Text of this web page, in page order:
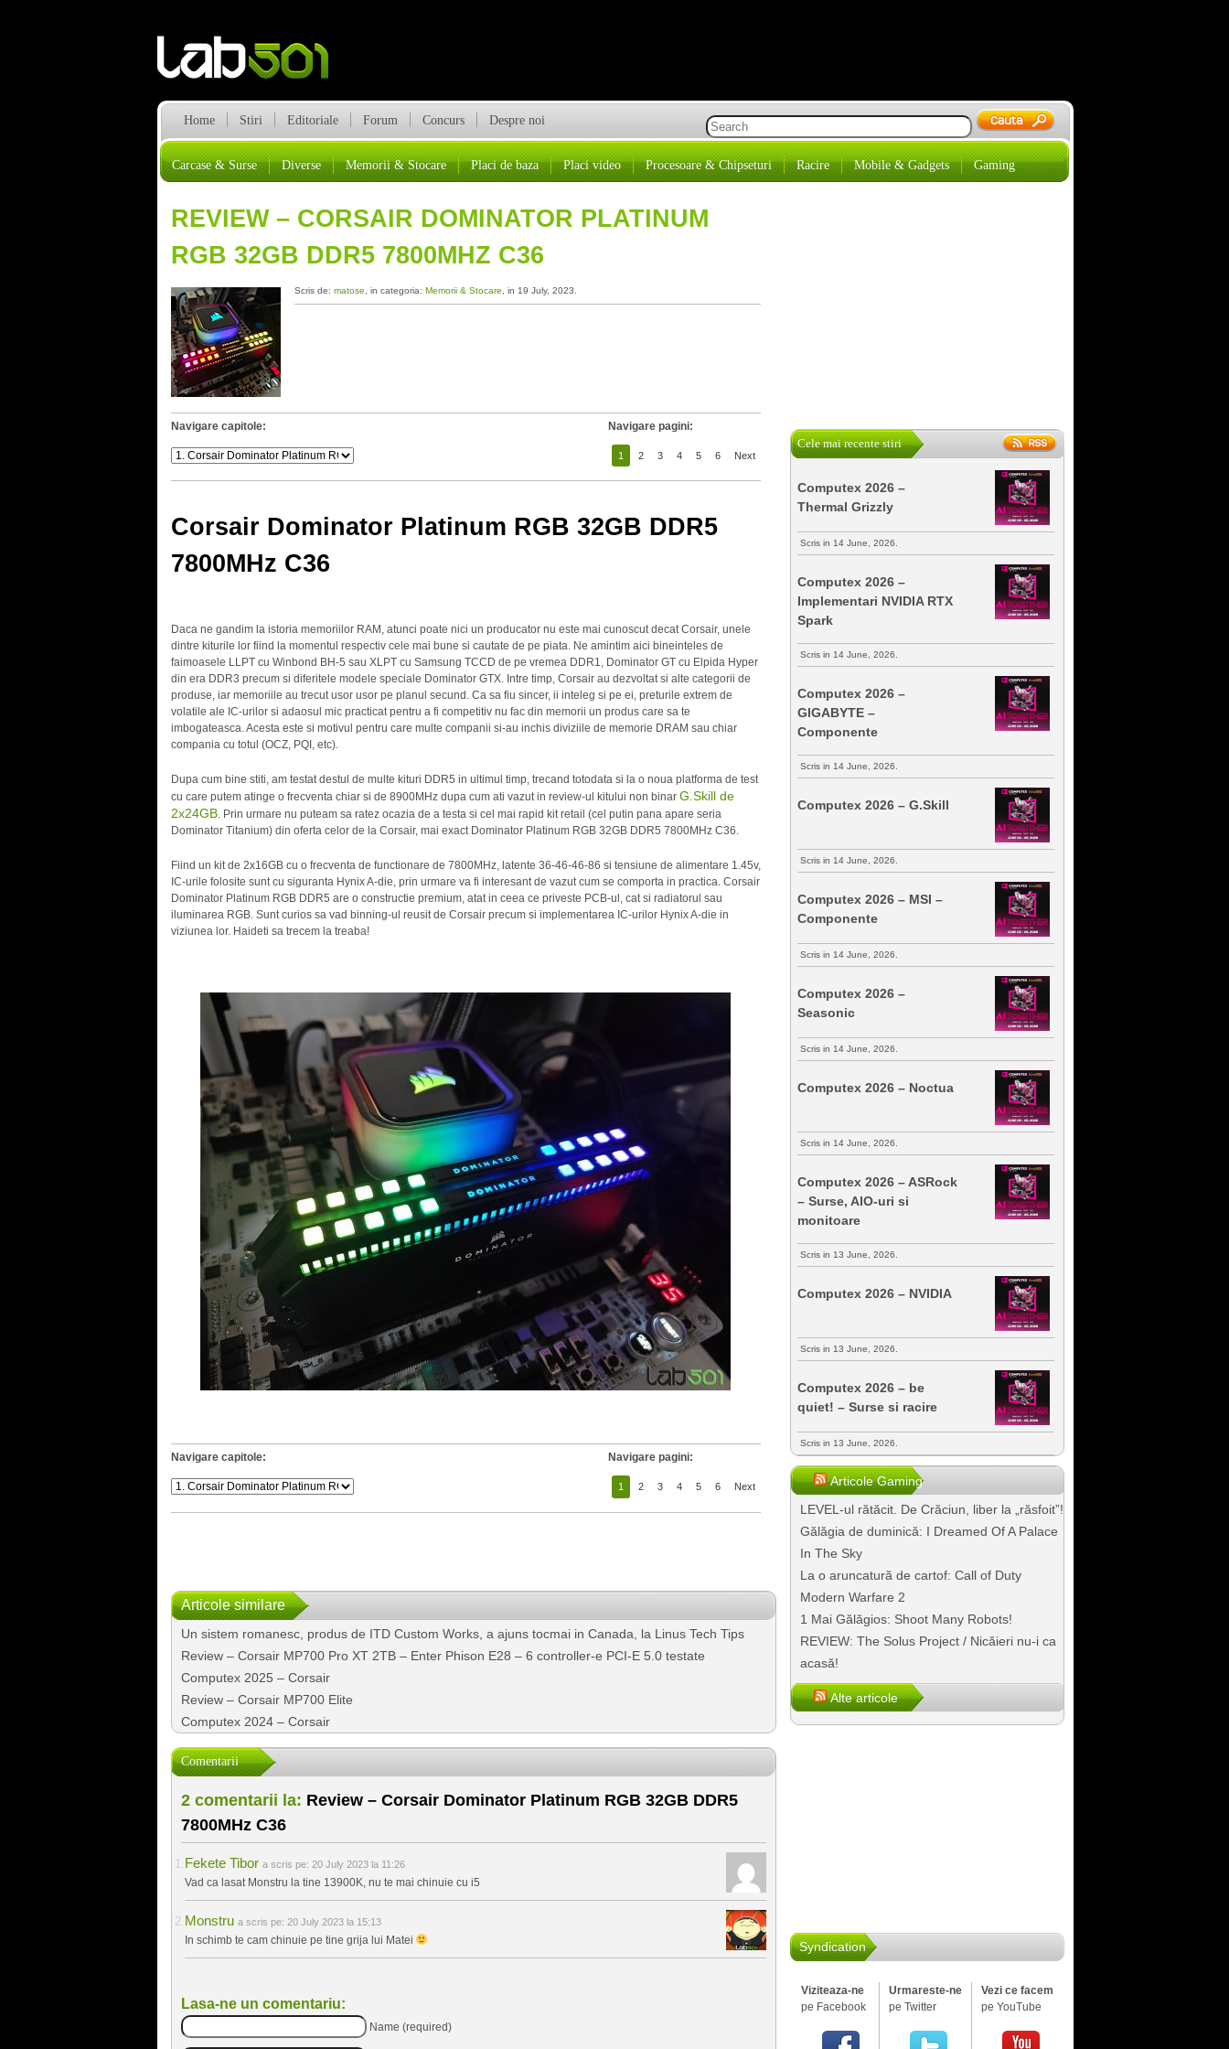
Home Stiri Editoriale Forum Concurs Despre noi
Carcase & Surse Diverse Memorii & Stocare Placi de baza Placi video Procesoare & Chipseturi Racire Mobile & Gadgets Gaming
REVIEW – CORSAIR DOMINATOR PLATINUM
RGB 32GB DDR5 7800MHZ C36
Scris de: matose , in categoria: Memorii & Stocare , in 19 July, 2023.
Navigare capitole: Navigare pagini:
1 2 3 4 5 6 Next
Corsair Dominator Platinum RGB 32GB DDR5
7800MHz C36
Daca ne gandim la istoria memoriilor RAM, atunci poate nici un producator nu este mai cunoscut decat Corsair, unele
dintre kiturile lor fiind la momentul respectiv cele mai bune si cautate de pe piata. Ne amintim aici bineinteles de
faimoasele LLPT cu Winbond BH-5 sau XLPT cu Samsung TCCD de pe vremea DDR1, Dominator GT cu Elpida Hyper
din era DDR3 precum si diferitele modele speciale Dominator GTX. Intre timp, Corsair au dezvoltat si alte categorii de
produse, iar memoriile au trecut usor usor pe planul secund. Ca sa fiu sincer, ii inteleg si pe ei, preturile extrem de
volatile ale IC-urilor si adaosul mic practicat pentru a fi competitiv nu fac din memorii un produs care sa te
imbogateasca. Acesta este si motivul pentru care multe companii si-au inchis diviziile de memorie DRAM sau chiar
compania cu totul (OCZ, PQI, etc).
Dupa cum bine stiti, am testat destul de multe kituri DDR5 in ultimul timp, trecand totodata si la o noua platforma de test
cu care putem atinge o frecventa chiar si de 8900MHz dupa cum ati vazut in review-ul kitului non binar G.Skill de
2x24GB. Prin urmare nu puteam sa ratez ocazia de a testa si cel mai rapid kit retail (cel putin pana apare seria
Dominator Titanium) din oferta celor de la Corsair, mai exact Dominator Platinum RGB 32GB DDR5 7800MHz C36.
Fiind un kit de 2x16GB cu o frecventa de functionare de 7800MHz, latente 36-46-46-86 si tensiune de alimentare 1.45v,
IC-urile folosite sunt cu siguranta Hynix A-die, prin urmare va fi interesant de vazut cum se comporta in practica. Corsair
Dominator Platinum RGB DDR5 are o constructie premium, atat in ceea ce priveste PCB-ul, cat si radiatorul sau
iluminarea RGB. Sunt curios sa vad binning-ul reusit de Corsair precum si implementarea IC-urilor Hynix A-die in
viziunea lor. Haideti sa trecem la treaba!
Navigare capitole: Navigare pagini:
1 2 3 4 5 6 Next
Articole similare
Un sistem romanesc, produs de ITD Custom Works, a ajuns tocmai in Canada, la Linus Tech Tips
Review – Corsair MP700 Pro XT 2TB – Enter Phison E28 – 6 controller-e PCI-E 5.0 testate
Computex 2025 – Corsair
Review – Corsair MP700 Elite
Computex 2024 – Corsair
Comentarii
2 comentarii la: Review – Corsair Dominator Platinum RGB 32GB DDR5
7800MHz C36
Fekete Tibor a scris pe: 20 July 2023 la 11:26
Vad ca lasat Monstru la tine 13900K, nu te mai chinuie cu i5
Monstru a scris pe: 20 July 2023 la 15:13
In schimb te cam chinuie pe tine grija lui Matei
Lasa-ne un comentariu:
Name (required)
Cele mai recente stiri
Computex 2026 –
Thermal Grizzly
Scris in 14 June, 2026.
Computex 2026 –
Implementari NVIDIA RTX
Spark
Scris in 14 June, 2026.
Computex 2026 –
GIGABYTE –
Componente
Scris in 14 June, 2026.
Computex 2026 – G.Skill
Scris in 14 June, 2026.
Computex 2026 – MSI –
Componente
Scris in 14 June, 2026.
Computex 2026 –
Seasonic
Scris in 14 June, 2026.
Computex 2026 – Noctua
Scris in 14 June, 2026.
Computex 2026 – ASRock
– Surse, AIO-uri si
monitoare
Scris in 13 June, 2026.
Computex 2026 – NVIDIA
Scris in 13 June, 2026.
Computex 2026 – be
quiet! – Surse si racire
Scris in 13 June, 2026.
Articole Gaming
LEVEL-ul rătăcit. De Crăciun, liber la „răsfoit”!
Gălăgia de duminică: I Dreamed Of A Palace
In The Sky
La o aruncatură de cartof: Call of Duty
Modern Warfare 2
1 Mai Gălăgios: Shoot Many Robots!
REVIEW: The Solus Project / Nicăieri nu-i ca
acasă!
Alte articole
Syndication
Viziteaza-ne
pe Facebook
Urmareste-ne
pe Twitter
Vezi ce facem
pe YouTube